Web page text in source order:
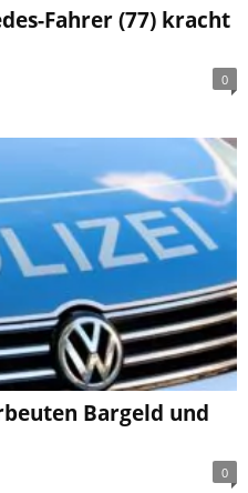
Fahrer (77) kracht
0
Bargeld und
0